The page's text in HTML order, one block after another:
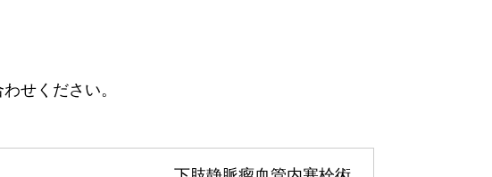
せください。